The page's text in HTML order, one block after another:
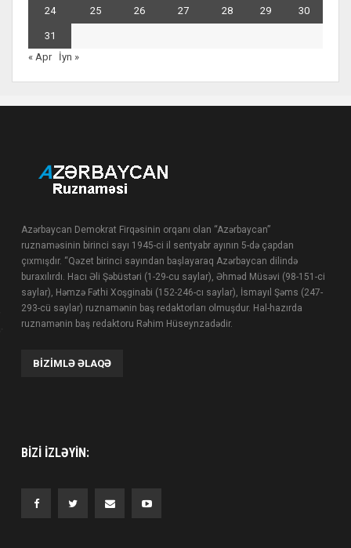
24 25 26 27 28 29 30
31
« Apr
İyn »
Azərbaycan Demokrat Firqəsinin orqanı olan “Azərbaycan”
ruznaməsinin birinci sayı 1945-ci il sentyabr ayının 5-də çapdan
çıxmışdır. “Qəzet birinci sayından başlayaraq Azərbaycan dilində
buraxılırdı. Hacı Əli Şəbüstəri (1-29-cu saylar), Əhməd Müsəvi (98-151-ci
saylar), Həmzə Fəthi Xoşginabi (152-246-cı saylar), İsmayıl Şəms (247-
293-cü saylar) ruznamənin baş redaktorları olmuşdur. Hal-hazırda
ruznamənin baş redaktoru Rəhim Hüseynzadədir.
BIZIMLƏ ƏLAQƏ
BIZI IZLƏYIN: